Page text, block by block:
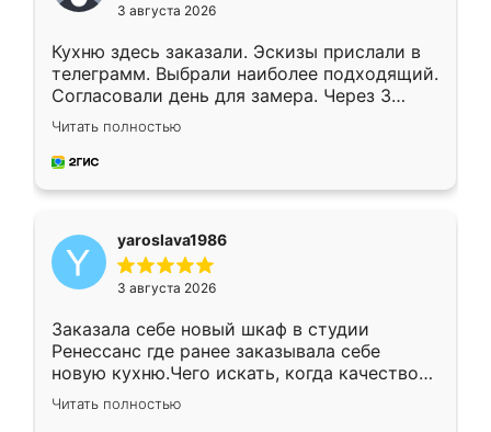
3 августа 2026
Кухню здесь заказали. Эскизы прислали в
телеграмм. Выбрали наиболее подходящий.
Согласовали день для замера. Через 3
недели кухня была уже готова. Остались
довольны работой. Спасибо Ренессанс
мебель за качественную работу!
Читать полностью
yaroslava1986
3 августа 2026
Заказала себе новый шкаф в студии
Ренессанс где ранее заказывала себе
новую кухню.Чего искать, когда качеством
вполне довольна. Служит кухня уже почти
два года, нареканий нет.
Читать полностью